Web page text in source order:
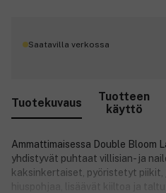
Saatavilla verkossa
Tuotekuvaus
Tuotteen
käyttö
Ammattimaisessa Double Bloom
yhdistyvät puhtaat villisian- ja
kaksinkertaiset, pyöristetyt
hiuspohjaa, lisäävät kiiltoa ja